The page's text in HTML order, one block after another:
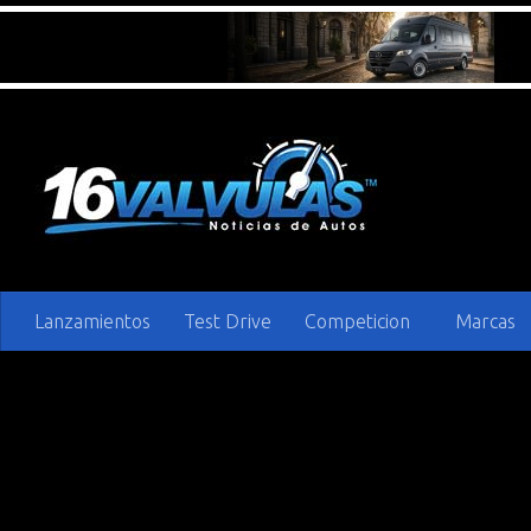
Lanzamientos Test Drive Competicion Marcas